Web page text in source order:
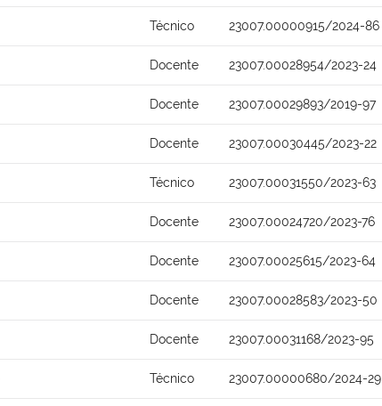
Técnico 23007.00000915/2024-86
Docente 23007.00028954/2023-24
Docente 23007.00029893/2019-97
Docente 23007.00030445/2023-22
Técnico 23007.00031550/2023-63
Docente 23007.00024720/2023-76
Docente 23007.00025615/2023-64
Docente 23007.00028583/2023-50
Docente 23007.00031168/2023-95
Técnico 23007.00000680/2024-29